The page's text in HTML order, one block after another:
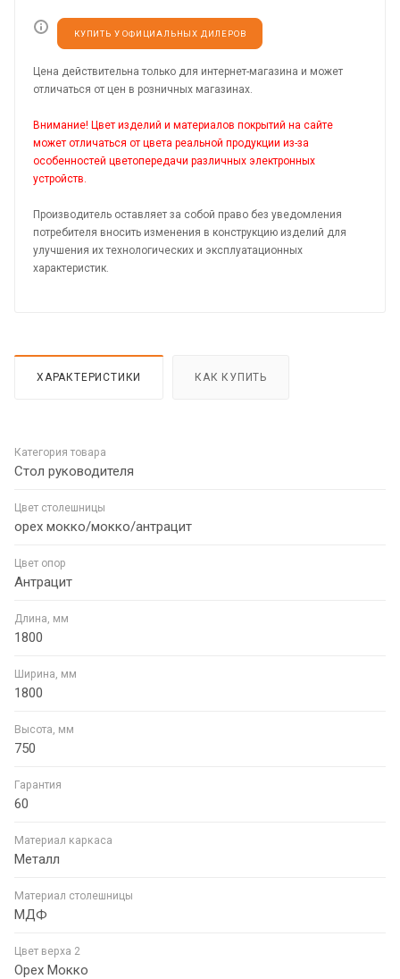
КУПИТЬ У ОФИЦИАЛЬНЫХ ДИЛЕРОВ
Цена действительна только для интернет-магазина и может
отличаться от цен в розничных магазинах.
Внимание! Цвет изделий и материалов покрытий на сайте
может отличаться от цвета реальной продукции из-за
особенностей цветопередачи различных электронных
устройств.
Производитель оставляет за собой право без уведомления
потребителя вносить изменения в конструкцию изделий для
улучшения их технологических и эксплуатационных
характеристик.
ХАРАКТЕРИСТИКИ КАК КУПИТЬ
Категория товара
Стол руководителя
Цвет столешницы
орех мокко/мокко/антрацит
Цвет опор
Антрацит
Длина, мм
1800
Ширина, мм
1800
Высота, мм
750
Гарантия
60
Материал каркаса
Металл
Материал столешницы
МДФ
Цвет верха 2
Орех Мокко